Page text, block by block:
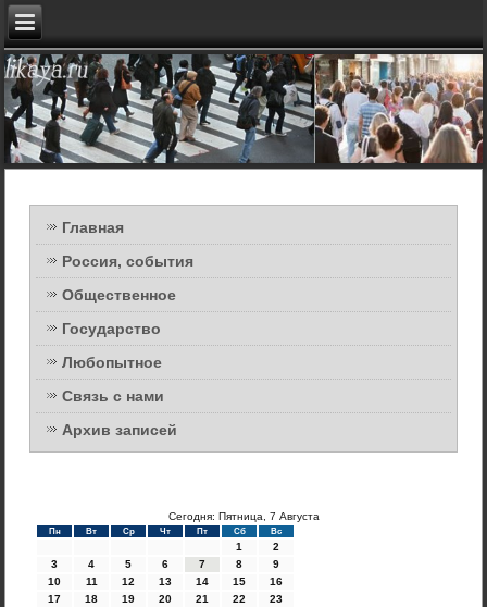
Главная
Россия, события
Общественное
Государство
Любопытное
Связь с нами
Архив записей
Сегодня: Пятница, 7 Августа
Пн Вт Ср Чт Пт Сб Вс
1
2
3
4 5 6 7 8
9
10
11 12 13 14 15
16
17
18 19 20 21 22
23